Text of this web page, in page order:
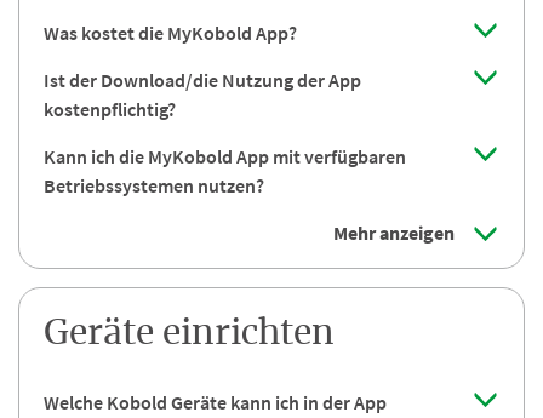
Was kostet die MyKobold App?
Ist der Download/die Nutzung der App
kostenpflichtig?
Kann ich die MyKobold App mit verfügbaren
Betriebssystemen nutzen?
Mehr anzeigen
Geräte einrichten
Welche Kobold Geräte kann ich in der App